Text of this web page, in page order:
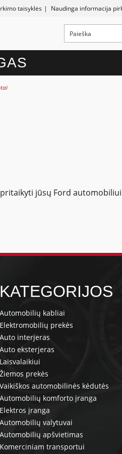
taisyklės | Naudinga informacija
jūsų Ford
KATEGORIJOS
Automobilių kabliai
Elektromobilių prekės
Auto interjeras
Auto eksterjeras
Laisvalaikiui
Žiemos prekės
Vaikiškos automobilinės kėdutės
Automobilių komforto įranga
Elektros įranga
Automobilių valytuvai
Automobilių apšvietimas
Komerciniam transportui